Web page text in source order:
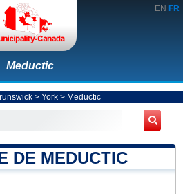
EN FR
Meductic
> York> Meductic
DE MEDUCTIC